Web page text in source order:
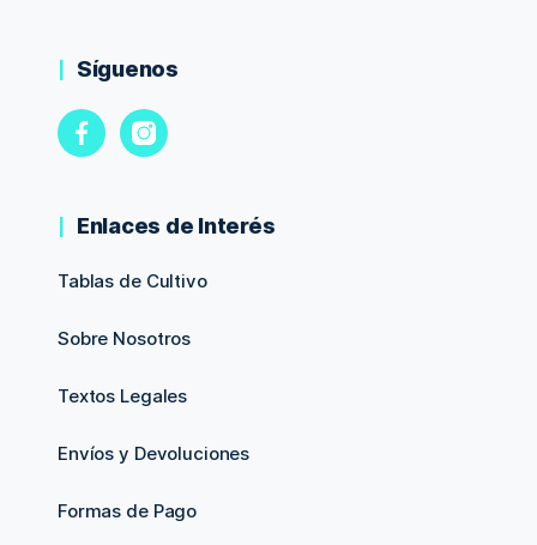
Síguenos
Enlaces de Interés
Tablas de Cultivo
Sobre Nosotros
Textos Legales
Envíos y Devoluciones
Formas de Pago